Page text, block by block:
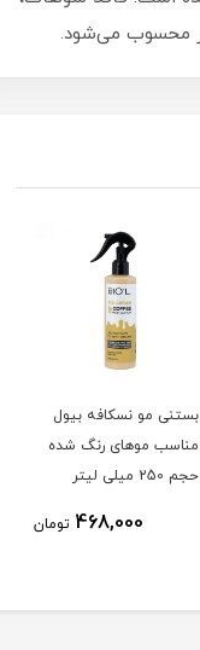
محسوب می‌شود.
بستنی مو نسکافه بیول
مناسب موهای رنگ شده
حجم 250 میلی لیتر
468,000 تومان